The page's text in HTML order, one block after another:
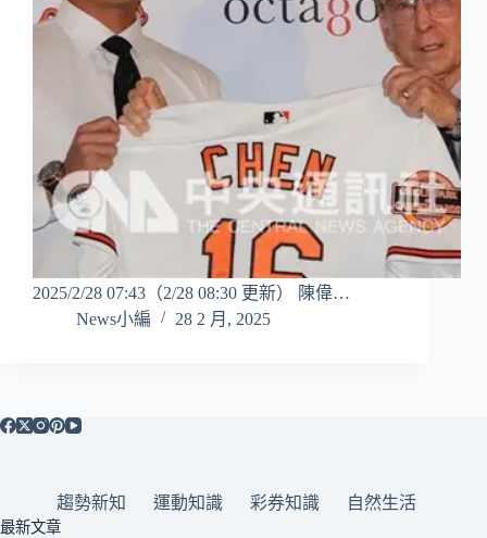
2025/2/28 07:43（2/28 08:30 更新） 陳偉…
News小編
28 2 月, 2025
趨勢新知 運動知識 彩券知識 自然生活
最新文章